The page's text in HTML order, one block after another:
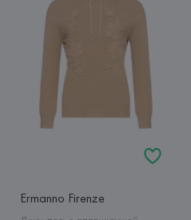
Ermanno Firenze